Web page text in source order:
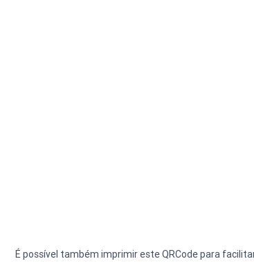
É possível também imprimir este QRCode para